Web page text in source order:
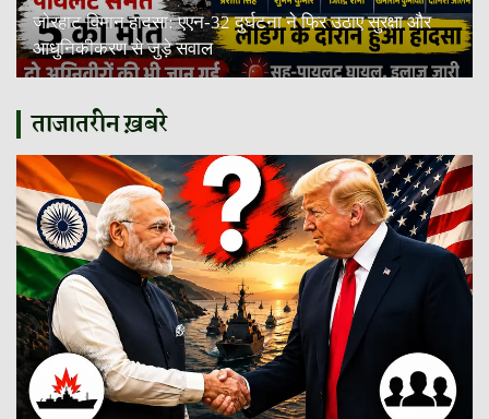
जोरहाट विमान हादसा: एएन-32 दुर्घटना ने फिर उठाए सुरक्षा और
आधुनिकीकरण से जुड़े सवाल
ताजातरीन ख़बरे